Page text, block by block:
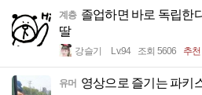
계층 졸업하면 바로 독립한
딸
강슬기 Lv.94 조회 5606 추
유머 영상으로 즐기는 파키